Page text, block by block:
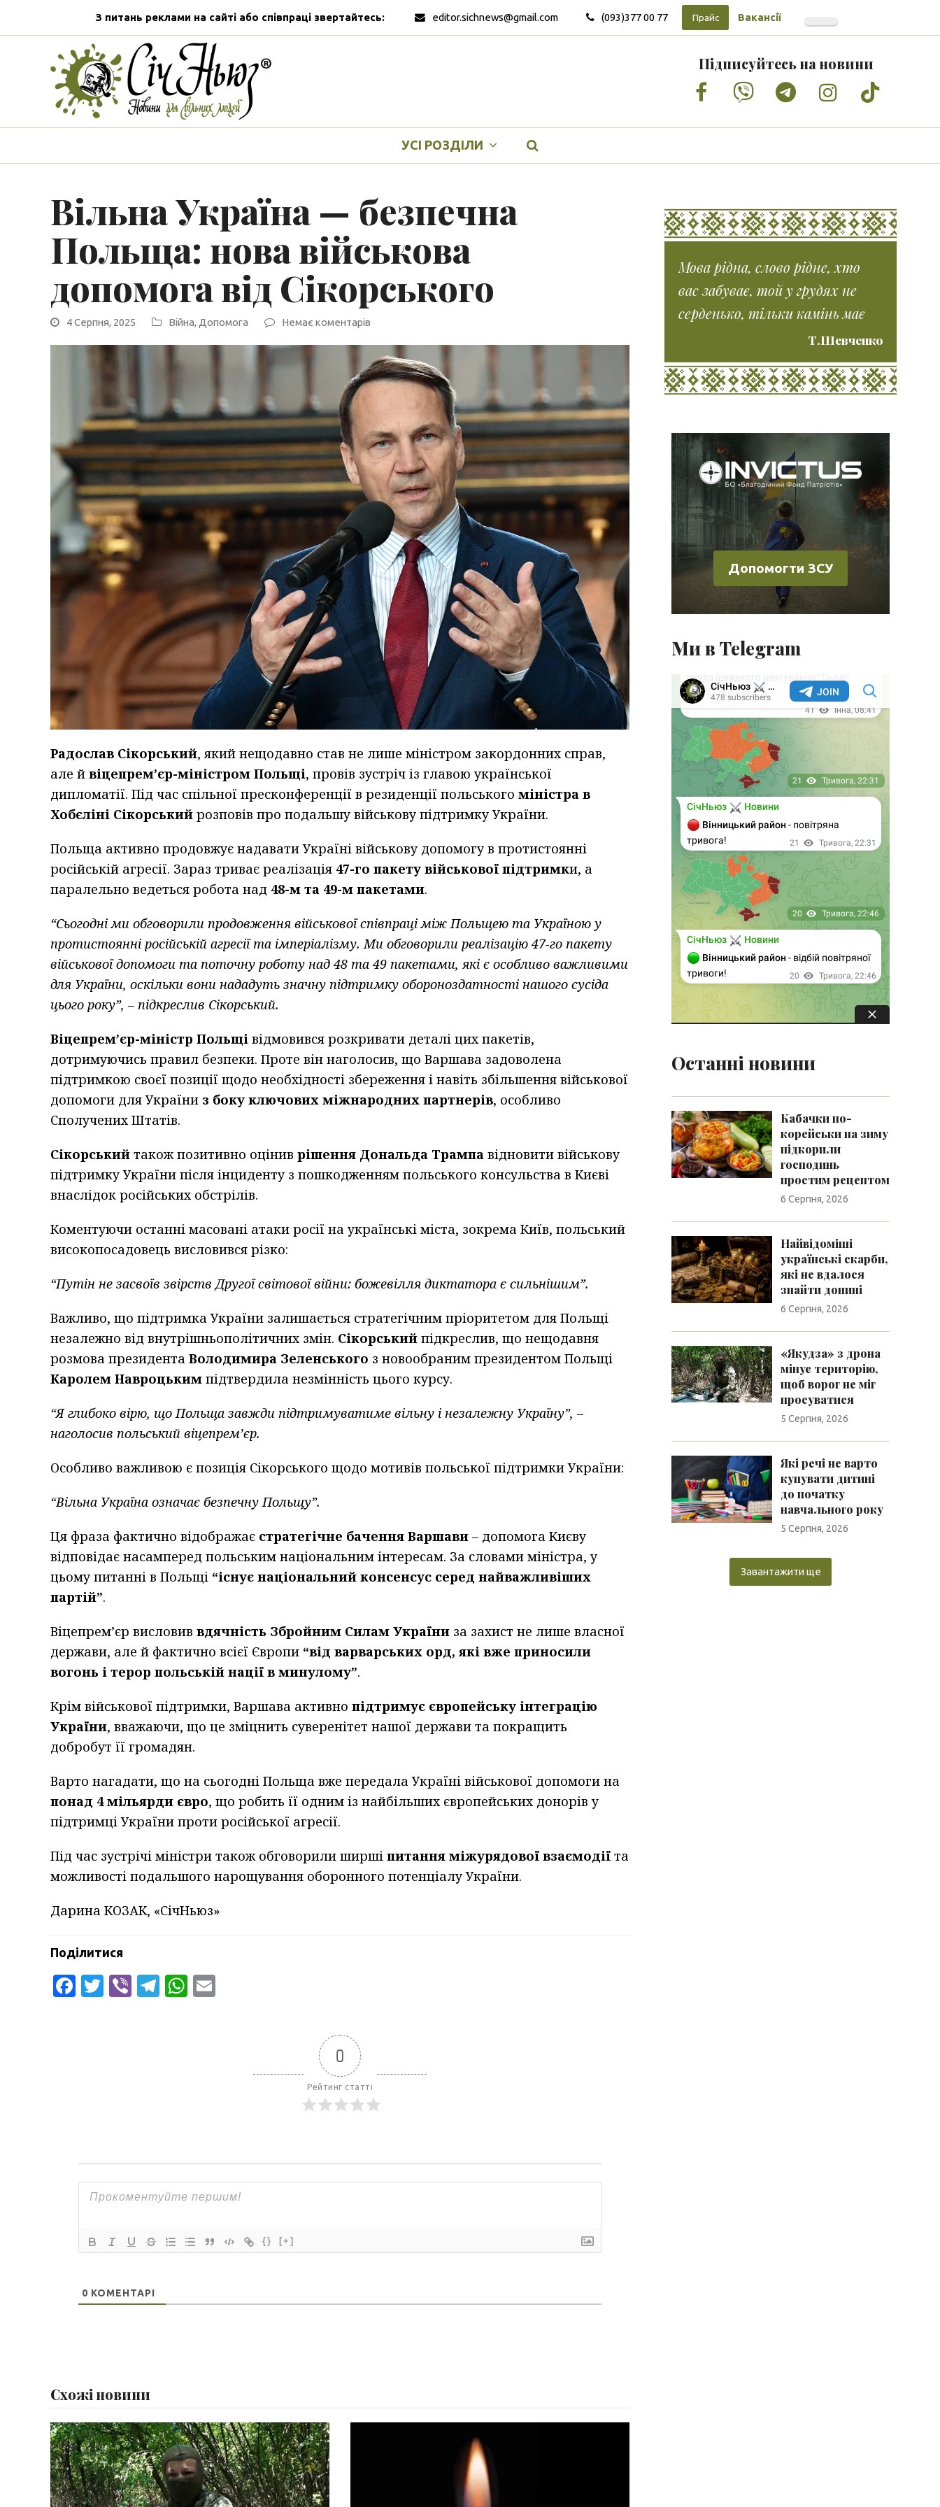
З питань реклами на сайті або співпраці звертайтесь: editor.sichnews@gmail.com (093)377 00 77 Прайс Вакансії
Підписуйтесь на новини
Facebook
VimeoTumblrInstagram
Tiktok
УСІ РОЗДІЛИ
Вільна Україна — безпечна
Польща: нова військова
допомога від Сікорського
4 Серпня, 2025 Війна, Допомога Немає коментарів
Радослав Сікорський, який нещодавно став не лише міністром закордонних справ,
але й віцепрем’єр-міністром Польщі, провів зустріч із главою української
дипломатії. Під час спільної пресконференції в резиденції польського міністра в
Хобєліні Сікорський розповів про подальшу військову підтримку України.
Польща активно продовжує надавати Україні військову допомогу в протистоянні
російській агресії. Зараз триває реалізація 47-го пакету військової підтримки, а
паралельно ведеться робота над 48-м та 49-м пакетами.
“Сьогодні ми обговорили продовження військової співпраці між Польщею та Україною у
протистоянні російській агресії та імперіалізму. Ми обговорили реалізацію 47-го пакету
військової допомоги та поточну роботу над 48 та 49 пакетами, які є особливо важливими
для України, оскільки вони нададуть значну підтримку обороноздатності нашого сусіда
цього року”, – підкреслив Сікорський.
Віцепрем’єр-міністр Польщі відмовився розкривати деталі цих пакетів,
дотримуючись правил безпеки. Проте він наголосив, що Варшава задоволена
підтримкою своєї позиції щодо необхідності збереження і навіть збільшення військової
допомоги для України з боку ключових міжнародних партнерів, особливо
Сполучених Штатів.
Сікорський також позитивно оцінив рішення Дональда Трампа відновити військову
підтримку України після інциденту з пошкодженням польського консульства в Києві
внаслідок російських обстрілів.
Коментуючи останні масовані атаки росії на українські міста, зокрема Київ, польський
високопосадовець висловився різко:
“Путін не засвоїв звірств Другої світової війни: божевілля диктатора є сильнішим”.
Важливо, що підтримка України залишається стратегічним пріоритетом для Польщі
незалежно від внутрішньополітичних змін. Сікорський підкреслив, що нещодавня
розмова президента Володимира Зеленського з новообраним президентом Польщі
Каролем Навроцьким підтвердила незмінність цього курсу.
“Я глибоко вірю, що Польща завжди підтримуватиме вільну і незалежну Україну”, –
наголосив польський віцепрем’єр.
Особливо важливою є позиція Сікорського щодо мотивів польської підтримки України:
“Вільна Україна означає безпечну Польщу”.
Ця фраза фактично відображає стратегічне бачення Варшави – допомога Києву
відповідає насамперед польським національним інтересам. За словами міністра, у
цьому питанні в Польщі “існує національний консенсус серед найважливіших
партій”.
Віцепрем’єр висловив вдячність Збройним Силам України за захист не лише власної
держави, але й фактично всієї Європи “від варварських орд, які вже приносили
вогонь і терор польській нації в минулому”.
Крім військової підтримки, Варшава активно підтримує європейську інтеграцію
України, вважаючи, що це зміцнить суверенітет нашої держави та покращить
добробут її громадян.
Варто нагадати, що на сьогодні Польща вже передала Україні військової допомоги на
понад 4 мільярди євро, що робить її одним із найбільших європейських донорів у
підтримці України проти російської агресії.
Під час зустрічі міністри також обговорили ширші питання міжурядової взаємодії та
можливості подальшого нарощування оборонного потенціалу України.
Дарина КОЗАК, «СічНьюз»
Поділитися
Facebook
Twitter
ViberTelegram
WhatsApp
0
Рейтинг статті
{} [+]
0 КОМЕНТАРІ
Схожі новини
Мова рідна, слово рідне, хто
вас забуває, той у грудях не
серденько, тільки камінь має
Т.Шевченко
Допомогти ЗСУ
Ми в Telegram
Останні новини
Кабачки по-
корейськи на зиму
підкорили
господинь
простим рецептом
6 Серпня, 2026
Найвідоміші
українські скарби,
які не вдалося
знайти донині
6 Серпня, 2026
«Якудза» з дрона
мінує територію,
щоб ворог не міг
просуватися
5 Серпня, 2026
Які речі не варто
купувати дитині
до початку
навчального року
5 Серпня, 2026
Завантажити ще